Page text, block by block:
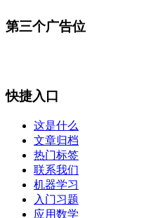
第三个广告位
快捷入口
这是什么
文章归档
热门标签
联系我们
机器学习
入门习题
应用数学